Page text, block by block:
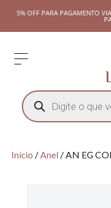
5% OFF PARA PAGAMENTO
Início /Anel / AN EG